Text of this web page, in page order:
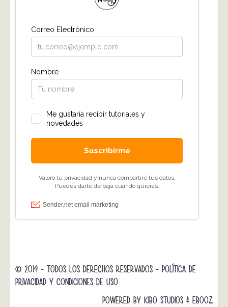
© 2014 - TODOS LOS DERECHOS RESERVADOS - POLÍTICA DE
PRIVACIDAD Y CONDICIONES DE USO
POWERED BY KIBO STUDIOS & EBOOZ